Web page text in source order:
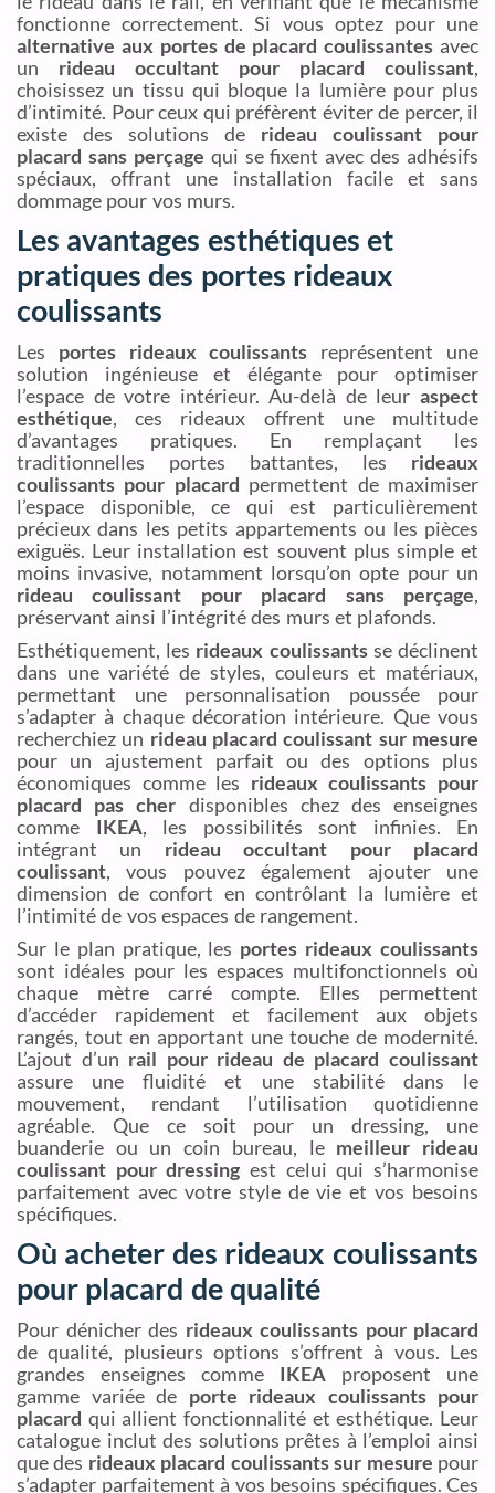
fonctionne correctement. Si vous optez pour une
alternative aux portes de placard coulissantes avec
un rideau occultant pour placard coulissant,
choisissez un tissu qui bloque la lumière pour plus
d’intimité. Pour ceux qui préfèrent éviter de percer, il
existe des solutions de rideau coulissant pour
placard sans perçage qui se fixent avec des adhésifs
spéciaux, offrant une installation facile et sans
dommage pour vos murs.
Les avantages esthétiques et
pratiques des portes rideaux
coulissants
Les portes rideaux coulissants représentent une
solution ingénieuse et élégante pour optimiser
l’espace de votre intérieur. Au-delà de leur aspect
esthétique, ces rideaux offrent une multitude
d’avantages pratiques. En remplaçant les
traditionnelles portes battantes, les rideaux
coulissants pour placard permettent de maximiser
l’espace disponible, ce qui est particulièrement
précieux dans les petits appartements ou les pièces
exiguës. Leur installation est souvent plus simple et
moins invasive, notamment lorsqu’on opte pour un
rideau coulissant pour placard sans perçage,
préservant ainsi l’intégrité des murs et plafonds.
Esthétiquement, les rideaux coulissantsse déclinent
dans une variété de styles, couleurs et matériaux,
permettant une personnalisation poussée pour
s’adapter à chaque décoration intérieure. Que vous
recherchiez un rideau placard coulissant sur mesure
pour un ajustement parfait ou des options plus
économiques comme les rideaux coulissants pour
placard pas cher disponibles chez des enseignes
comme IKEA, les possibilités sont infinies. En
intégrant un rideau occultant pour placard
coulissant, vous pouvez également ajouter une
dimension de confort en contrôlant la lumière et
l’intimité de vos espaces de rangement.
Sur le plan pratique, les portes rideaux coulissants
sont idéales pour les espaces multifonctionnels où
chaque mètre carré compte. Elles permettent
d’accéder rapidement et facilement aux objets
rangés, tout en apportant une touche de modernité.
L’ajout d’un rail pour rideau de placard coulissant
assure une fluidité et une stabilité dans le
mouvement, rendant l’utilisation quotidienne
agréable. Que ce soit pour un dressing, une
buanderie ou un coin bureau, le meilleur rideau
coulissant pour dressing est celui qui s’harmonise
parfaitement avec votre style de vie et vos besoins
spécifiques.
Où acheter des rideaux coulissants
pour placard de qualité
Pour dénicher des rideaux coulissants pour placard
de qualité, plusieurs options s’offrent à vous. Les
grandes enseignes comme IKEA proposent une
gamme variée de porte rideaux coulissants pour
placard qui allient fonctionnalité et esthétique. Leur
catalogue inclut des solutions prêtes à l’emploi ainsi
que des rideaux placard coulissants sur mesure pour
s’adapter parfaitement à vos besoins spécifiques. Ces